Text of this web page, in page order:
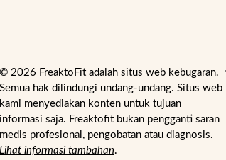
© 2026 FreaktoFit adalah situs web kebugaran.
Semua hak dilindungi undang-undang. Situs web
kami menyediakan konten untuk tujuan
informasi saja. Freaktofit bukan pengganti saran
medis profesional, pengobatan atau diagnosis.
Lihat informasi tambahan.